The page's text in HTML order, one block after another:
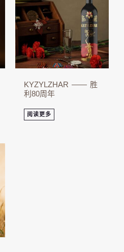
KYZYLZHAR —— 胜
利80周年
阅读更多